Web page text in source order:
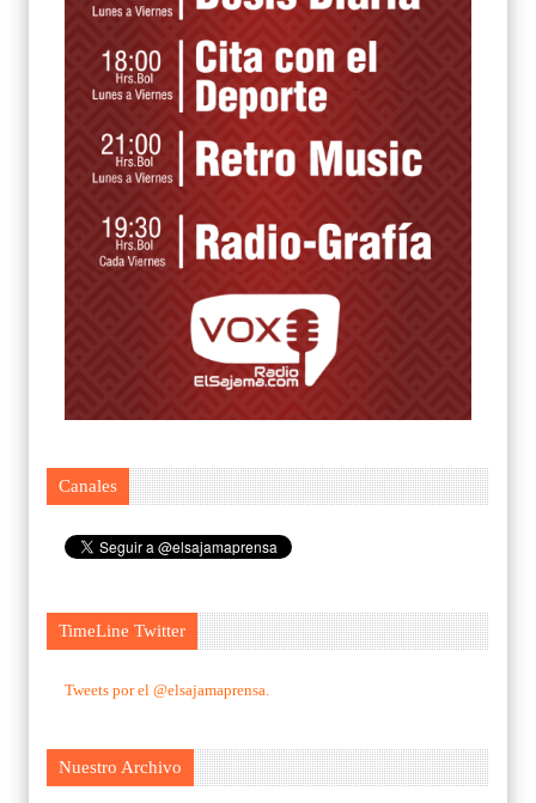
Canales
TimeLine Twitter
Tweets por el @elsajamaprensa.
Nuestro Archivo